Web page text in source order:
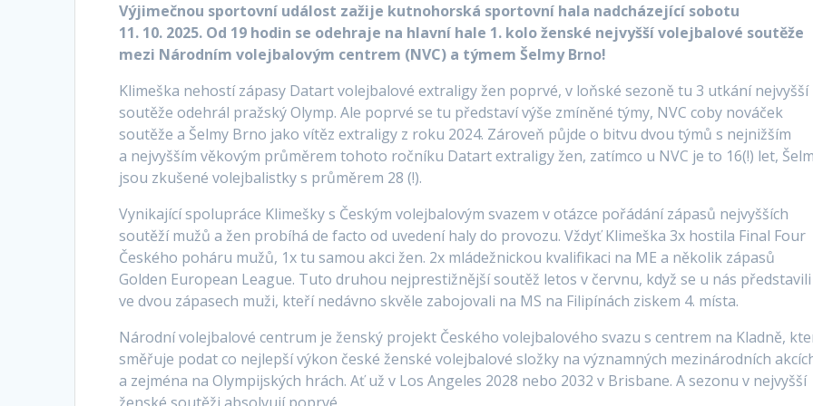
Výjimečnou sportovní událost zažije kutnohorská sportovní hala nadcházející sobotu
11. 10. 2025. Od 19 hodin se odehraje na hlavní hale 1. kolo ženské nejvyšší volejbalové soutěže
mezi Národním volejbalovým centrem (NVC) a týmem Šelmy Brno!
Klimeška nehostí zápasy Datart volejbalové extraligy žen poprvé, v loňské sezoně tu 3 utkání nejvyšší
soutěže odehrál pražský Olymp. Ale poprvé se tu představí výše zmíněné týmy, NVC coby nováček
soutěže a Šelmy Brno jako vítěz extraligy z roku 2024. Zároveň půjde o bitvu dvou týmů s nejnižším
a nejvyšším věkovým průměrem tohoto ročníku Datart extraligy žen, zatímco u NVC je to 16(!) let,
jsou zkušené volejbalistky s průměrem 28 (!).
Vynikající spolupráce Klimešky s Českým volejbalovým svazem v otázce pořádání zápasů nejvyšších
soutěží mužů a žen probíhá de facto od uvedení haly do provozu. Vždyť Klimeška 3x hostila Final Four
Českého poháru mužů, 1x tu samou akci žen. 2x mládežnickou kvalifikaci na ME a několik zápasů
Golden European League. Tuto druhou nejprestižnější soutěž letos v červnu, když se u nás představili
ve dvou zápasech muži, kteří nedávno skvěle zabojovali na MS na Filipínách ziskem 4. místa.
Národní volejbalové centrum je ženský projekt Českého volejbalového svazu s centrem na Kladně,
směřuje podat co nejlepší výkon české ženské volejbalové složky na významných mezinárodních
a zejména na Olympijských hrách. Ať už v Los Angeles 2028 nebo 2032 v Brisbane. A sezonu v nejvyšší